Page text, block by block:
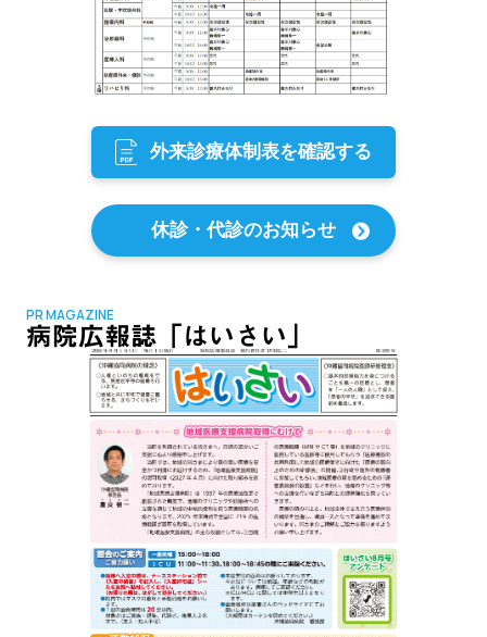
外来診療体制表を確認する
休診・代診のお知らせ
PR MAGAZINE
病院広報誌「はいさい」